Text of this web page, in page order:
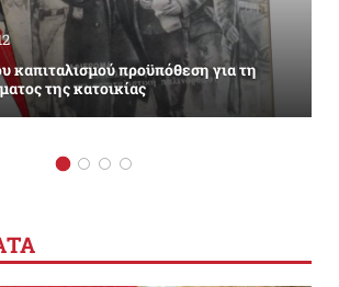
καπιταλισμού προϋπόθεση για τη
της κατοικίας